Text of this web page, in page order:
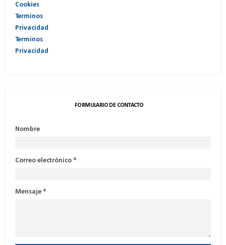
Cookies
Terminos
Privacidad
Terminos
Privacidad
FORMULARIO DE CONTACTO
Nombre
Correo electrónico *
Mensaje *